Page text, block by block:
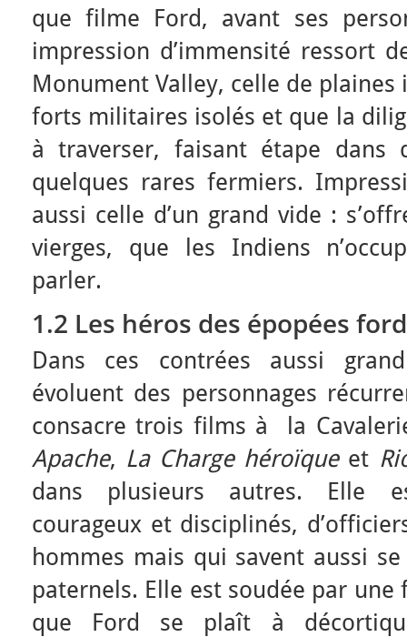
que filme Ford, avant ses
impression d’immensité ressort
Monument Valley, celle de
forts militaires isolés et que la
à traverser, faisant étape dans
quelques rares fermiers.
aussi celle d’un grand vide :
vierges, que les Indiens
parler.
1.2 Les héros des épopées
Dans ces contrées aussi
évoluent des personnages
consacre trois films à la
Apache, La Charge héroïqueet
dans plusieurs autres. Elle
courageux et disciplinés,
hommes mais qui savent aussi
paternels. Elle est soudée par
que Ford se plaît à